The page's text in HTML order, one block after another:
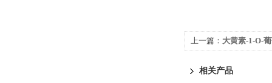
上一篇： 大黄素-1-O-
相关产品